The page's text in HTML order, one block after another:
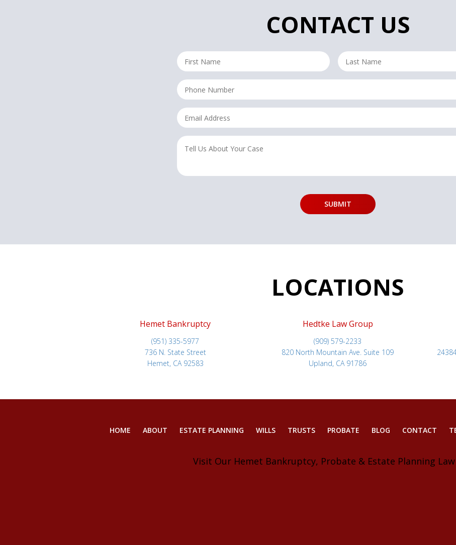
CONTACT US
LOCATIONS
Hemet Bankruptcy
(951) 335-5977
736 N. State Street
Hemet, CA 92583
Hedtke Law Group
(909) 579-2233
820 North Mountain Ave. Suite 109
Upland, CA 91786
HOME ABOUT ESTATE PLANNING WILLS TRUSTS PROBATE BLOG CONTACT
Visit Our Hemet Bankruptcy, Probate & Estate Planning